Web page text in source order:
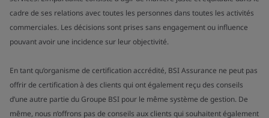
cadre de ses relations avec toutes les personnes dans toutes les activités
commerciales. Les décisions sont prises sans engagement ou influence
pouvant avoir une incidence sur leur objectivité.
En tant qu’organisme de certification accrédité, BSI Assurance ne peut pas
offrir de certification à des clients qui ont également reçu des conseils
d’une autre partie du Groupe BSI pour le même système de gestion. De
même, nous n’offrons pas de conseils aux clients qui souhaitent également